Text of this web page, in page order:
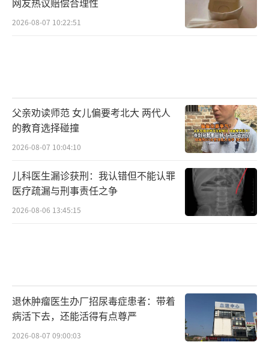
2026-08-07 10:22:51
父亲劝读师范 女儿偏要考北大 两代人
的教育选择碰撞
2026-08-07 10:04:10
儿科医生漏诊获刑：我认错但不能认罪
医疗疏漏与刑事责任之争
2026-08-06 13:45:15
退休肿瘤医生办厂招尿毒症患者：带着
病活下去，还能活得有点尊严
2026-08-07 09:00:03